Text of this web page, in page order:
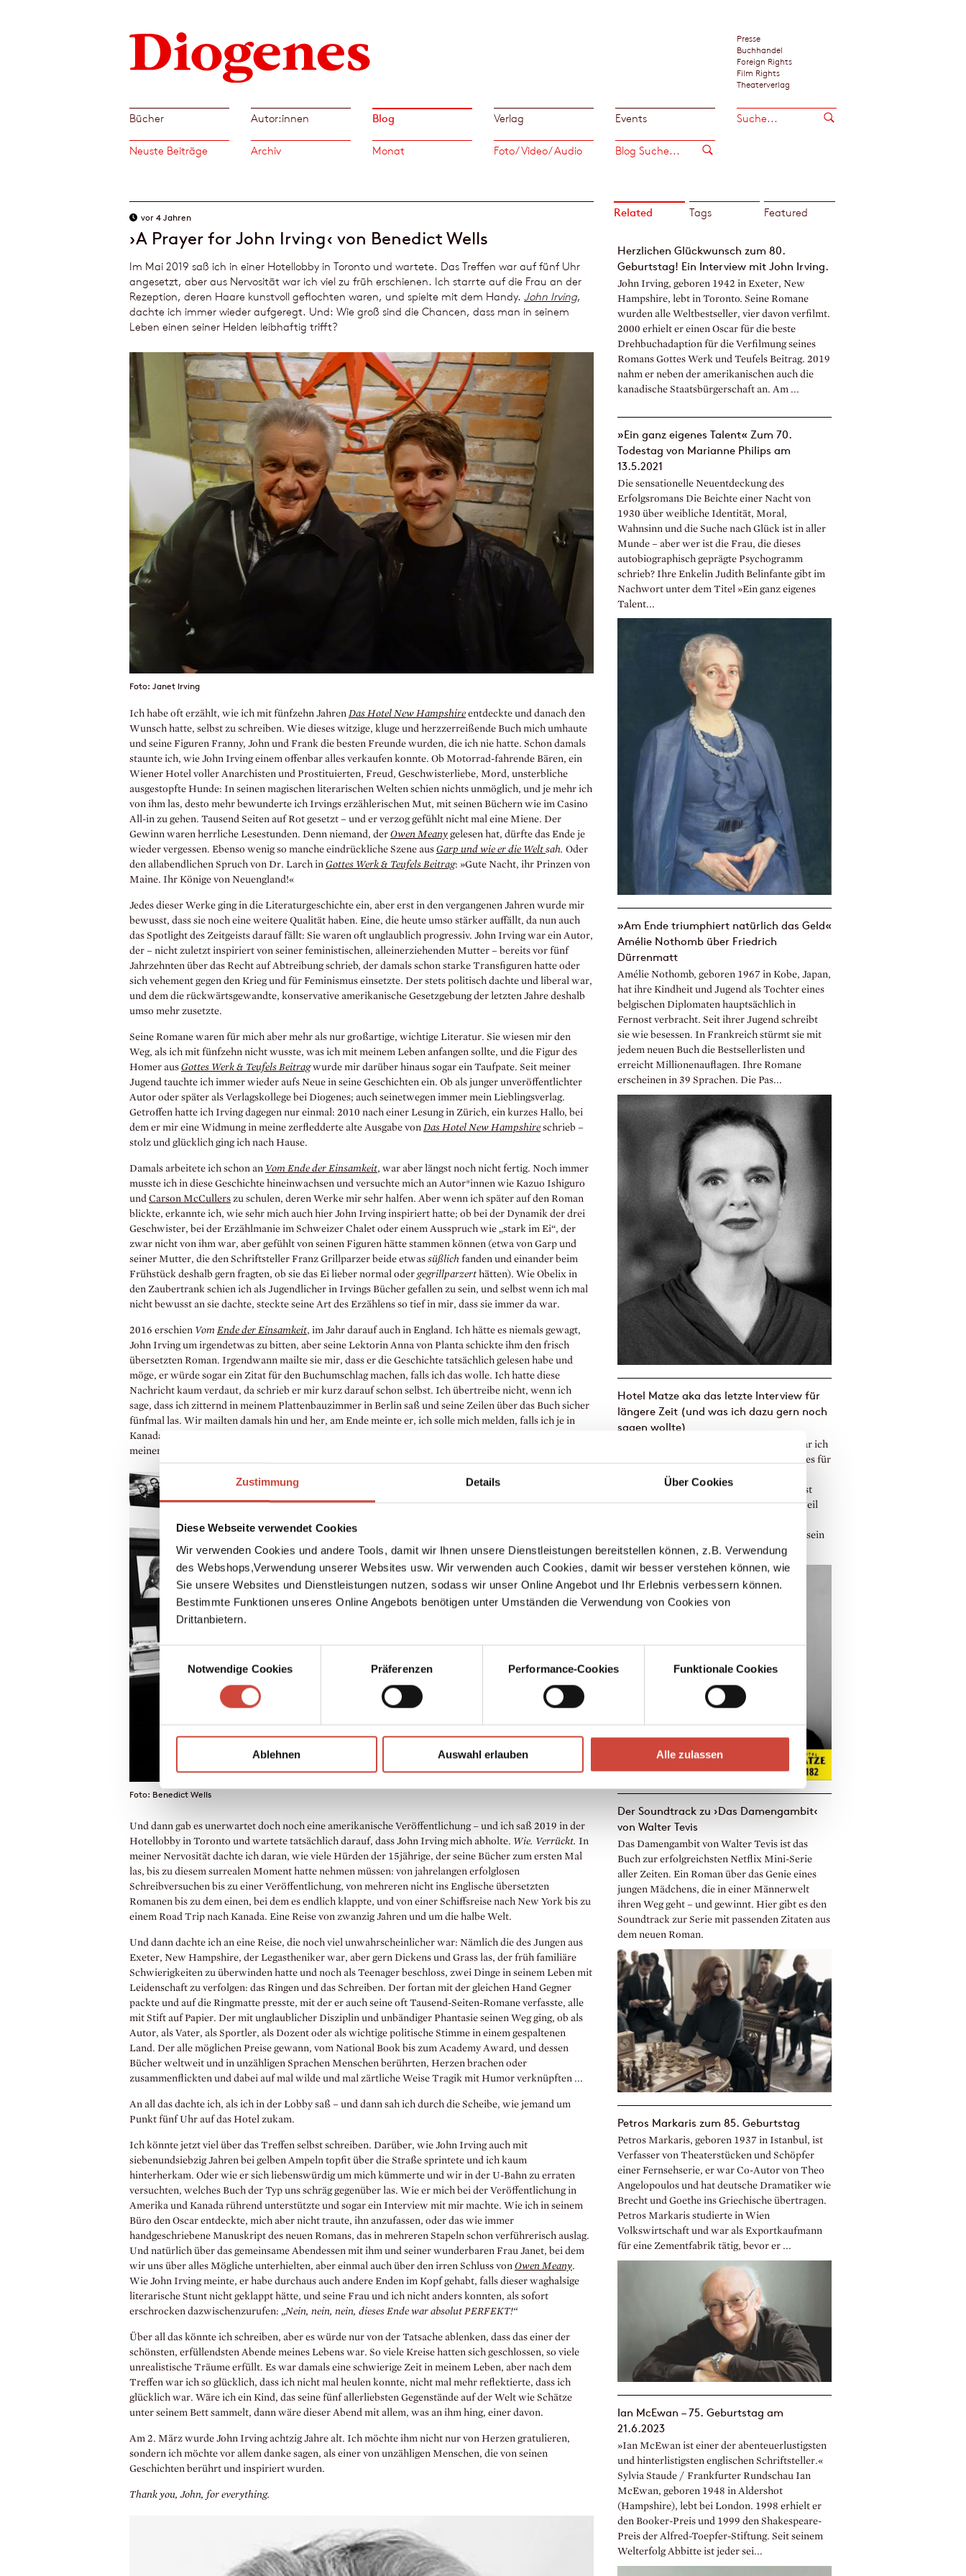
Zustimmung Details Über Cookies
Diese Webseite verwendet Cookies
Wir verwenden Cookies und andere Tools, damit wir Ihnen unsere Dienstleistungen bereitstellen können, z.B. Verwendung
des Webshops,Verwendung unserer Websites usw. Wir verwenden auch Cookies, damit wir besser verstehen können, wie
Sie unsere Websites und Dienstleistungen nutzen, sodass wir unser Online Angebot und Ihr Erlebnis verbessern können.
Bestimmte Funktionen unseres Online Angebots benötigen unter Umständen die Verwendung von Cookies von
Drittanbietern.
Einwilligungsauswahl
Notwendige Cookies
Präferenzen Performance-Cookies Funktionale Cookies
Ablehnen Auswahl erlauben Alle zulassen
Presse
Buchhandel
Foreign Rights
Film Rights
Theaterverlag
Bücher Autor:innen Blog Verlag Events
Neuste Beiträge Archiv Monat Foto/ Video/ Audio
vor 4 Jahren
›A Prayer for John Irving‹ von Benedict Wells
Im Mai 2019 saß ich in einer Hotellobby in Toronto und wartete. Das Treffen war auf fünf Uhr
angesetzt, aber aus Nervosität war ich viel zu früh erschienen. Ich starrte auf die Frau an der
Rezeption, deren Haare kunstvoll geflochten waren, und spielte mit dem Handy. John Irving,
dachte ich immer wieder aufgeregt. Und: Wie groß sind die Chancen, dass man in seinem
Leben einen seiner Helden leibhaftig trifft?
Foto: Janet Irving
Ich habe oft erzählt, wie ich mit fünfzehn JahrenDas Hotel New Hampshire entdeckte und danach den
Wunsch hatte, selbst zu schreiben. Wie dieses witzige, kluge und herzzerreißende Buch mich umhaute
und seine Figuren Franny, John und Frank die besten Freunde wurden, die ich nie hatte. Schon damals
staunte ich, wie John Irving einem offenbar alles verkaufen konnte. Ob Motorrad-fahrende Bären, ein
Wiener Hotel voller Anarchisten und Prostituierten, Freud, Geschwisterliebe, Mord, unsterbliche
ausgestopfte Hunde: In seinen magischen literarischen Welten schien nichts unmöglich, und je mehr ich
von ihm las, desto mehr bewunderte ich Irvings erzählerischen Mut, mit seinen Büchern wie im Casino
All-in zu gehen. Tausend Seiten auf Rot gesetzt – und er verzog gefühlt nicht mal eine Miene. Der
Gewinn waren herrliche Lesestunden. Denn niemand, der Owen Meany gelesen hat, dürfte das Ende je
wieder vergessen. Ebenso wenig so manche eindrückliche Szene aus Garp und wie er die Welt sah. Oder
den allabendlichen Spruch von Dr. Larch in Gottes Werk & Teufels Beitrag: »Gute Nacht, ihr Prinzen von
Maine. Ihr Könige von Neuengland!«
Jedes dieser Werke ging in die Literaturgeschichte ein, aber erst in den vergangenen Jahren wurde mir
bewusst, dass sie noch eine weitere Qualität haben. Eine, die heute umso stärker auffällt, da nun auch
das Spotlight des Zeitgeists darauf fällt: Sie waren oft unglaublich progressiv. John Irving war ein Autor,
der – nicht zuletzt inspiriert von seiner feministischen, alleinerziehenden Mutter – bereits vor fünf
Jahrzehnten über das Recht auf Abtreibung schrieb, der damals schon starke Transfiguren hatte oder
sich vehement gegen den Krieg und für Feminismus einsetzte. Der stets politisch dachte und liberal war,
und dem die rückwärtsgewandte, konservative amerikanische Gesetzgebung der letzten Jahre deshalb
umso mehr zusetzte.
Seine Romane waren für mich aber mehr als nur großartige, wichtige Literatur. Sie wiesen mir den
Weg, als ich mit fünfzehn nicht wusste, was ich mit meinem Leben anfangen sollte, und die Figur des
Homer aus Gottes Werk & Teufels Beitragwurde mir darüber hinaus sogar ein Taufpate. Seit meiner
Jugend tauchte ich immer wieder aufs Neue in seine Geschichten ein. Ob als junger unveröffentlichter
Autor oder später als Verlagskollege bei Diogenes; auch seinetwegen immer mein Lieblingsverlag.
Getroffen hatte ich Irving dagegen nur einmal: 2010 nach einer Lesung in Zürich, ein kurzes Hallo, bei
dem er mir eine Widmung in meine zerfledderte alte Ausgabe vonDas Hotel New Hampshire schrieb –
stolz und glücklich ging ich nach Hause.
Damals arbeitete ich schon an Vom Ende der Einsamkeit, war aber längst noch nicht fertig. Noch immer
musste ich in diese Geschichte hineinwachsen und versuchte mich an Autor*innen wie Kazuo Ishiguro
und Carson McCullers zu schulen, deren Werke mir sehr halfen. Aber wenn ich später auf den Roman
blickte, erkannte ich, wie sehr mich auch hier John Irving inspiriert hatte; ob bei der Dynamik der drei
Geschwister, bei der Erzählmanie im Schweizer Chalet oder einem Ausspruch wie „stark im Ei“, der
zwar nicht von ihm war, aber gefühlt von seinen Figuren hätte stammen können (etwa von Garp und
seiner Mutter, die den Schriftsteller Franz Grillparzer beide etwas süßlich fanden und einander beim
Frühstück deshalb gern fragten, ob sie das Ei lieber normal oder gegrillparzert hätten). Wie Obelix in
den Zaubertrank schien ich als Jugendlicher in Irvings Bücher gefallen zu sein, und selbst wenn ich mal
nicht bewusst an sie dachte, steckte seine Art des Erzählens so tief in mir, dass sie immer da war.
2016 erschien VomEnde der Einsamkeit, im Jahr darauf auch in England. Ich hätte es niemals gewagt,
John Irving um irgendetwas zu bitten, aber seine Lektorin Anna von Planta schickte ihm den frisch
übersetzten Roman. Irgendwann mailte sie mir, dass er die Geschichte tatsächlich gelesen habe und
möge, er würde sogar ein Zitat für den Buchumschlag machen, falls ich das wolle. Ich hatte diese
Nachricht kaum verdaut, da schrieb er mir kurz darauf schon selbst. Ich übertreibe nicht, wenn ich
sage, dass ich zitternd in meinem Plattenbauzimmer in Berlin saß und seine Zeilen über das Buch sicher
fünfmal las. Wir mailten damals hin und her, am Ende meinte er, ich solle mich melden, falls ich je in
Kanada sein würde, wo er inzwischen lebe. Ich freute mich wahnsinnig darüber, ging aber wegen
meiner Flugangst nicht davon aus, dass ich es so bald dorthin schaffen würde.
Foto: Benedict Wells
Und dann gab es unerwartet doch noch eine amerikanische Veröffentlichung – und ich saß 2019 in der
Hotellobby in Toronto und wartete tatsächlich darauf, dass John Irving mich abholte. Wie. Verrückt. In
meiner Nervosität dachte ich daran, wie viele Hürden der 15jährige, der seine Bücher zum ersten Mal
las, bis zu diesem surrealen Moment hatte nehmen müssen: von jahrelangen erfolglosen
Schreibversuchen bis zu einer Veröffentlichung, von mehreren nicht ins Englische übersetzten
Romanen bis zu dem einen, bei dem es endlich klappte, und von einer Schiffsreise nach New York bis zu
einem Road Trip nach Kanada. Eine Reise von zwanzig Jahren und um die halbe Welt.
Und dann dachte ich an eine Reise, die noch viel unwahrscheinlicher war: Nämlich die des Jungen aus
Exeter, New Hampshire, der Legastheniker war, aber gern Dickens und Grass las, der früh familiäre
Schwierigkeiten zu überwinden hatte und noch als Teenager beschloss, zwei Dinge in seinem Leben mit
Leidenschaft zu verfolgen: das Ringen und das Schreiben. Der fortan mit der gleichen Hand Gegner
packte und auf die Ringmatte presste, mit der er auch seine oft Tausend-Seiten-Romane verfasste, alle
mit Stift auf Papier. Der mit unglaublicher Disziplin und unbändiger Phantasie seinen Weg ging, ob als
Autor, als Vater, als Sportler, als Dozent oder als wichtige politische Stimme in einem gespaltenen
Land. Der alle möglichen Preise gewann, vom National Book bis zum Academy Award, und dessen
Bücher weltweit und in unzähligen Sprachen Menschen berührten, Herzen brachen oder
zusammenflickten und dabei auf mal wilde und mal zärtliche Weise Tragik mit Humor verknüpften ...
An all das dachte ich, als ich in der Lobby saß – und dann sah ich durch die Scheibe, wie jemand um
Punkt fünf Uhr auf das Hotel zukam.
Ich könnte jetzt viel über das Treffen selbst schreiben. Darüber, wie John Irving auch mit
siebenundsiebzig Jahren bei gelben Ampeln topfit über die Straße sprintete und ich kaum
hinterherkam. Oder wie er sich liebenswürdig um mich kümmerte und wir in der U-Bahn zu erraten
versuchten, welches Buch der Typ uns schräg gegenüber las. Wie er mich bei der Veröffentlichung in
Amerika und Kanada rührend unterstützte und sogar ein Interview mit mir machte. Wie ich in seinem
Büro den Oscar entdeckte, mich aber nicht traute, ihn anzufassen, oder das wie immer
handgeschriebene Manuskript des neuen Romans, das in mehreren Stapeln schon verführerisch auslag.
Und natürlich über das gemeinsame Abendessen mit ihm und seiner wunderbaren Frau Janet, bei dem
wir uns über alles Mögliche unterhielten, aber einmal auch über den irren Schluss von Owen Meany.
Wie John Irving meinte, er habe durchaus auch andere Enden im Kopf gehabt, falls dieser waghalsige
literarische Stunt nicht geklappt hätte, und seine Frau und ich nicht anders konnten, als sofort
erschrocken dazwischenzurufen: „Nein, nein, nein, dieses Ende war absolut PERFEKT!“
Über all das könnte ich schreiben, aber es würde nur von der Tatsache ablenken, dass das einer der
schönsten, erfüllendsten Abende meines Lebens war. So viele Kreise hatten sich geschlossen, so viele
unrealistische Träume erfüllt. Es war damals eine schwierige Zeit in meinem Leben, aber nach dem
Treffen war ich so glücklich, dass ich nicht mal heulen konnte, nicht mal mehr reflektierte, dass ich
glücklich war. Wäre ich ein Kind, das seine fünf allerliebsten Gegenstände auf der Welt wie Schätze
unter seinem Bett sammelt, dann wäre dieser Abend mit allem, was an ihm hing, einer davon.
Am 2. März wurde John Irving achtzig Jahre alt. Ich möchte ihm nicht nur von Herzen gratulieren,
sondern ich möchte vor allem danke sagen, als einer von unzähligen Menschen, die von seinen
Geschichten berührt und inspiriert wurden.
Thank you, John, for everything.
Related Tags Featured
Herzlichen Glückwunsch zum 80.
Geburtstag! Ein Interview mit John Irving.
John Irving, geboren 1942 in Exeter, New
Hampshire, lebt in Toronto. Seine Romane
wurden alle Weltbestseller, vier davon verfilmt.
2000 erhielt er einen Oscar für die beste
Drehbuchadaption für die Verfilmung seines
Romans Gottes Werk und Teufels Beitrag. 2019
nahm er neben der amerikanischen auch die
kanadische Staatsbürgerschaft an. Am ...
»Ein ganz eigenes Talent« Zum 70.
Todestag von Marianne Philips am
13.5.2021
Die sensationelle Neuentdeckung des
Erfolgsromans Die Beichte einer Nacht von
1930 über weibliche Identität, Moral,
Wahnsinn und die Suche nach Glück ist in aller
Munde – aber wer ist die Frau, die dieses
autobiographisch geprägte Psychogramm
schrieb? Ihre Enkelin Judith Belinfante gibt im
Nachwort unter dem Titel »Ein ganz eigenes
Talent...
»Am Ende triumphiert natürlich das Geld«
Amélie Nothomb über Friedrich
Dürrenmatt
Amélie Nothomb, geboren 1967 in Kobe, Japan,
hat ihre Kindheit und Jugend als Tochter eines
belgischen Diplomaten hauptsächlich in
Fernost verbracht. Seit ihrer Jugend schreibt
sie wie besessen. In Frankreich stürmt sie mit
jedem neuen Buch die Bestsellerlisten und
erreicht Millionenauflagen. Ihre Romane
erscheinen in 39 Sprachen. Die Pas...
Hotel Matze aka das letzte Interview für
längere Zeit (und was ich dazu gern noch
sagen wollte)
von Benedict Wells. Anfang März 2022 war ich
im Hotel Matze zu Gast. Tatsächlich wird es für
unbestimmte Zeit das letzte Interview auf
Deutsch sein*. Wieso, kann man im Podcast
nachhören. Und ich sage »unbestimmt«, weil
Zukunft bringt oder wie lange diese Pause sein
wird. Ich muss zugeben, dieses ...
Der Soundtrack zu ›Das Damengambit‹
von Walter Tevis
Das Damengambit von Walter Tevis ist das
Buch zur erfolgreichsten Netflix Mini-Serie
aller Zeiten. Ein Roman über das Genie eines
jungen Mädchens, die in einer Männerwelt
ihren Weg geht – und gewinnt. Hier gibt es den
Soundtrack zur Serie mit passenden Zitaten aus
dem neuen Roman.
Petros Markaris zum 85. Geburtstag
Petros Markaris, geboren 1937 in Istanbul, ist
Verfasser von Theaterstücken und Schöpfer
einer Fernsehserie, er war Co-Autor von Theo
Angelopoulos und hat deutsche Dramatiker wie
Brecht und Goethe ins Griechische übertragen.
Petros Markaris studierte in Wien
Volkswirtschaft und war als Exportkaufmann
für eine Zementfabrik tätig, bevor er ...
Ian McEwan – 75. Geburtstag am
21.6.2023
»Ian McEwan ist einer der abenteuerlustigsten
und hinterlistigsten englischen Schriftsteller.«
Sylvia Staude / Frankfurter Rundschau Ian
McEwan, geboren 1948 in Aldershot
(Hampshire), lebt bei London. 1998 erhielt er
den Booker-Preis und 1999 den Shakespeare-
Preis der Alfred-Toepfer-Stiftung. Seit seinem
Welterfolg Abbitte ist jeder sei...